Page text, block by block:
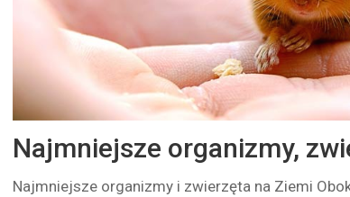
Najmniejsze organizmy,
Najmniejsze organizmy i zwierzęta na Ziemi